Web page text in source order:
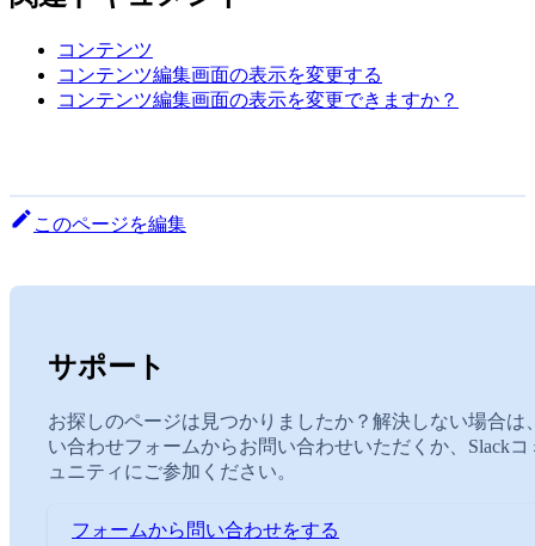
コンテンツ
コンテンツ編集画面の表示を変更する
コンテンツ編集画面の表示を変更できますか？
このページを編集
サポート
お探しのページは見つかりましたか？解決しない場合は
い合わせフォームからお問い合わせいただくか、Slackコ
ュニティにご参加ください。
フォームから問い合わせをする